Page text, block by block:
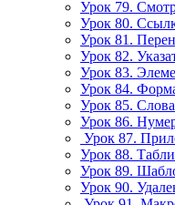
Урок 79.
Урок 80.
Урок 81.
Урок 82.
Урок 83.
Урок 84.
Урок 85.
Урок 86.
Урок 87.
Урок 88.
Урок 89.
Урок 90.